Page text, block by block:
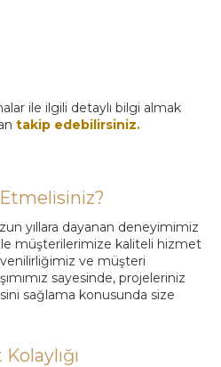
ile ilgili detaylı bilgi almak
takip edebilirsiniz.
yıllara dayanan deneyimimiz
müşterilerimize kaliteli hizmet
ve müşteri
sayesinde, projeleriniz
sağlama konusunda size